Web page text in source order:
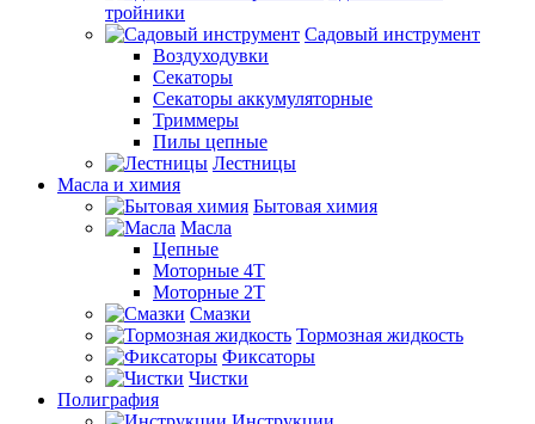
тройники
Садовый инструмент
Воздуходувки
Секаторы
Секаторы аккумуляторные
Триммеры
Пилы цепные
Лестницы
Масла и химия
Бытовая химия
Масла
Цепные
Моторные 4Т
Моторные 2Т
Смазки
Тормозная жидкость
Фиксаторы
Чистки
Полиграфия